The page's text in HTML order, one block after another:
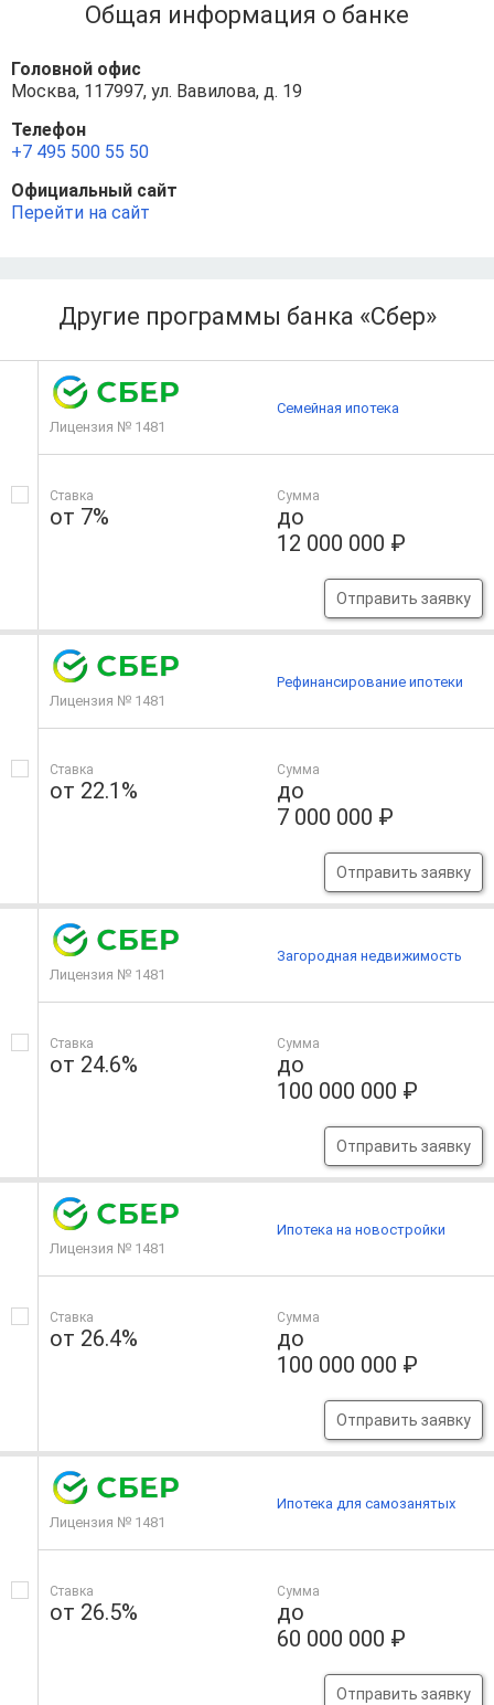
Общая информация о банке
Головной офис
Москва, 117997, ул. Вавилова, д. 19
Телефон
+7 495 500 55 50
Официальный сайт
Перейти на сайт
Другие программы банка «Сбер»
Лицензия № 1481
Ставка
от 7%
Сумма
до
12 000 000 ₽
Отправить заявку
Семейная ипотека
Лицензия № 1481
Ставка
от 22.1%
Сумма
до
7 000 000 ₽
Отправить заявку
Рефинансирование ипотеки
Лицензия № 1481
Ставка
от 24.6%
Сумма
до
100 000 000 ₽
Отправить заявку
Загородная недвижимость
Лицензия № 1481
Ставка
от 26.4%
Сумма
до
100 000 000 ₽
Отправить заявку
Ипотека на новостройки
Лицензия № 1481
Ставка
от 26.5%
Сумма
до
60 000 000 ₽
Отправить заявку
Ипотека для самозанятых